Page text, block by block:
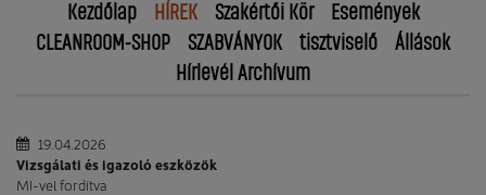
Kezdőlap HÍREK Szakértői Kör
Események
CLEANROOM-SHOP
SZABVÁNYOK tisztviselő
Állások
Hírlevél Archívum
19.04.2026
Vizsgálati és igazoló eszközök
MI-vel fordítva